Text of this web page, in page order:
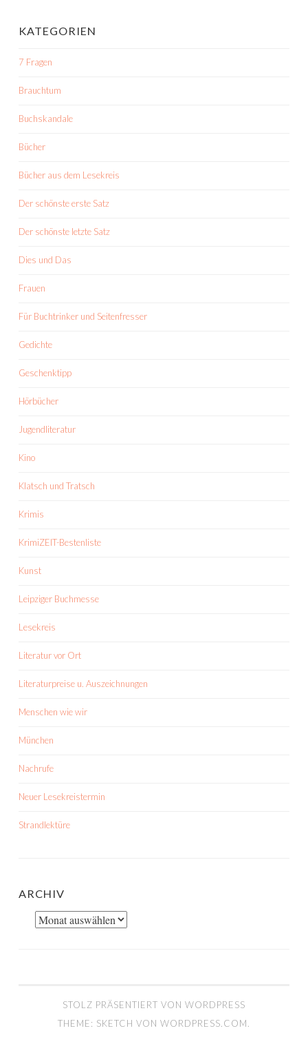
KATEGORIEN
7 Fragen
Brauchtum
Buchskandale
Bücher
Bücher aus dem Lesekreis
Der schönste erste Satz
Der schönste letzte Satz
Dies und Das
Frauen
Für Buchtrinker und Seitenfresser
Gedichte
Geschenktipp
Hörbücher
Jugendliteratur
Kino
Klatsch und Tratsch
Krimis
KrimiZEIT-Bestenliste
Kunst
Leipziger Buchmesse
Lesekreis
Literatur vor Ort
Literaturpreise u. Auszeichnungen
Menschen wie wir
München
Nachrufe
Neuer Lesekreistermin
Strandlektüre
ARCHIV
Archiv
STOLZ PRÄSENTIERT VON WORDPRESS
THEME: SKETCH VON WORDPRESS.COM